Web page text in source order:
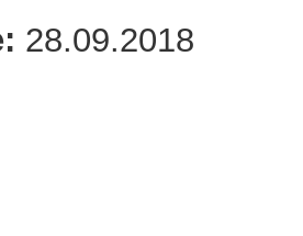
28.09.2018